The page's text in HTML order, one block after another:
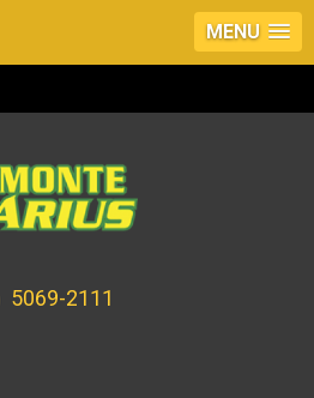
MENU
5069-2111